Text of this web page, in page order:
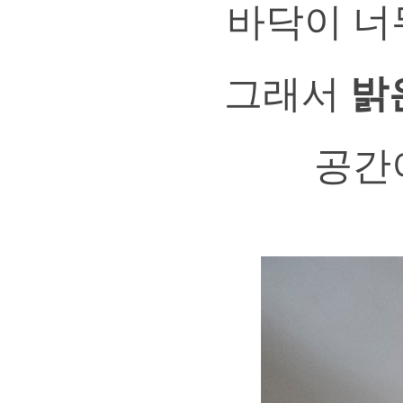
바닥이
그래서 밝
공간